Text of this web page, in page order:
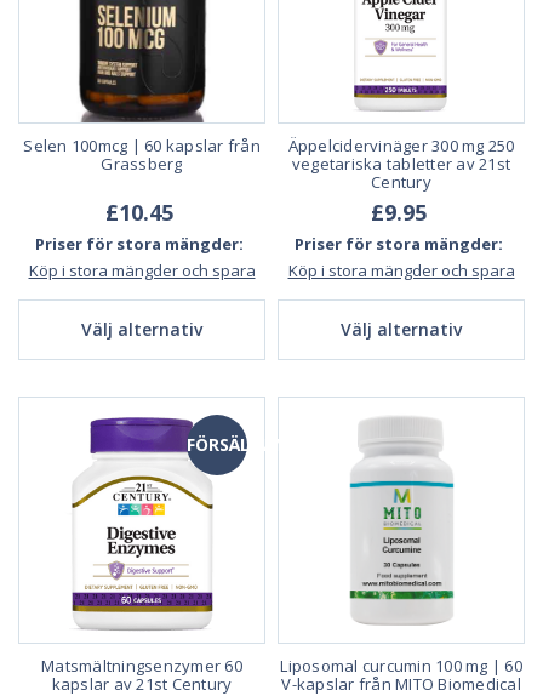
Selen 100mcg | 60 kapslar från
Grassberg
£10.45
Priser för stora mängder:
Köp i stora mängder och spara
Välj alternativ
Äppelcidervinäger 300 mg 250
vegetariska tabletter av 21st
Century
£9.95
Priser för stora mängder:
Köp i stora mängder och spara
Välj alternativ
FÖRSÄLJNING
Matsmältningsenzymer 60
kapslar av 21st Century
Liposomal curcumin 100 mg | 60
V-kapslar från MITO Biomedical